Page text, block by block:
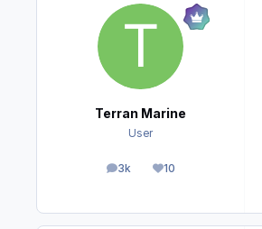
Terran Marine
User
3k
Beiträge10
Reputation